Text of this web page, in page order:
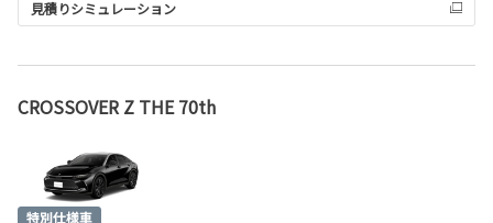
見積りシミュレーション
CROSSOVER Z THE 70th